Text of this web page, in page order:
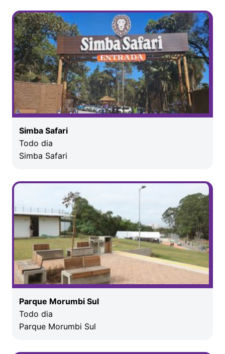
Simba Safari
Todo dia
Simba Safari
Parque Morumbi Sul
Todo dia
Parque Morumbi Sul